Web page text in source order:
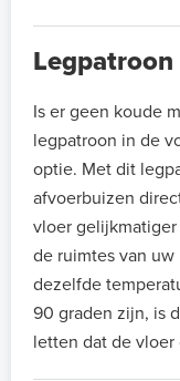
Is er geen koude
legpatroon in de
optie. Met dit
afvoerbuizen
vloer
de ruimtes van
dezelfde
90 graden zijn, is
letten dat de